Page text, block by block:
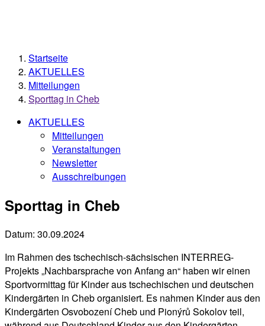
Startseite
AKTUELLES
Mitteilungen
Sporttag in Cheb
AKTUELLES
Mitteilungen
Veranstaltungen
Newsletter
Ausschreibungen
Sporttag in Cheb
Datum: 30.09.2024
Im Rahmen des tschechisch-sächsischen INTERREG-
Projekts „Nachbarsprache von Anfang an“ haben wir einen
Sportvormittag für Kinder aus tschechischen und deutschen
Kindergärten in Cheb organisiert. Es nahmen Kinder aus den
Kindergärten Osvobození Cheb und Pionýrů Sokolov teil,